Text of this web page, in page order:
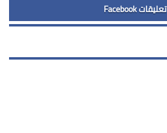
تعليقات Facebook